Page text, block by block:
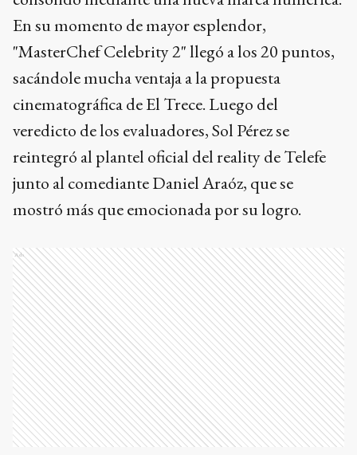
En su momento de mayor esplendor,
"MasterChef Celebrity 2" llegó a los 20 puntos,
sacándole mucha ventaja a la propuesta
cinematográfica de El Trece. Luego del
veredicto de los evaluadores, Sol Pérez se
reintegró al plantel oficial del reality de Telefe
junto al comediante Daniel Araóz, que se
mostró más que emocionada por su logro.
Ads